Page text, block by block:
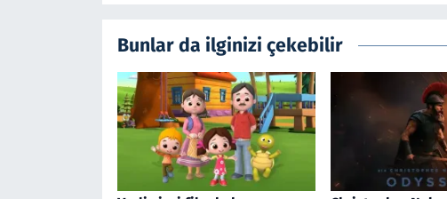
Bunlar da ilginizi çekebilir